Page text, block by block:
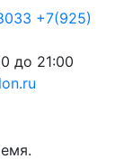
+7(925)
до 21:00